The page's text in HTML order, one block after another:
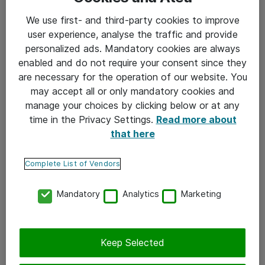
We use first- and third-party cookies to improve
user experience, analyse the traffic and provide
personalized ads. Mandatory cookies are always
enabled and do not require your consent since they
are necessary for the operation of our website. You
may accept all or only mandatory cookies and
manage your choices by clicking below or at any
time in the Privacy Settings. Read more about
that here
Complete List of Vendors
Mandatory Analytics Marketing
Keep Selected